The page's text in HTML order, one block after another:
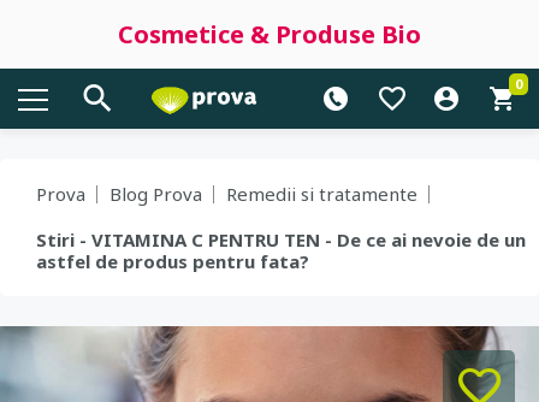
Cosmetice & Produse Bio
0
Prova Blog Prova
Remedii si tratamente
Stiri - VITAMINA C PENTRU TEN - De ce ai nevoie de un
astfel de produs pentru fata?